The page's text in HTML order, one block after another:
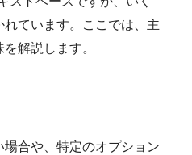
ています。ここでは、主
解説します。
合や、特定のオプション